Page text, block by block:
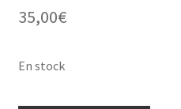
35,00€
En stock